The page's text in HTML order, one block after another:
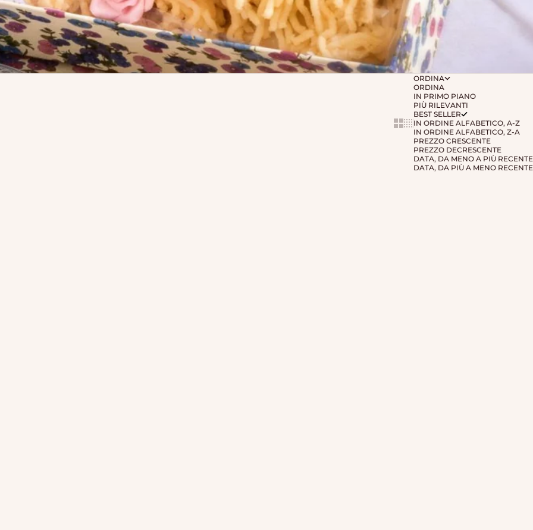
Show cards bigger
Show cards smaller
ORDINA
ORDINA
IN PRIMO PIANO
PIÙ RILEVANTI
BEST SELLER
IN ORDINE ALFABETICO, A-Z
IN ORDINE ALFABETICO, Z-A
PREZZO CRESCENTE
PREZZO DECRESCENTE
DATA, DA MENO A PIÙ RECENTE
DATA, DA PIÙ A MENO RECENTE